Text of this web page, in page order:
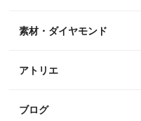
素材・ダイヤモンド
アトリエ
ブログ